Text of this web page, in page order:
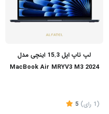
لپ تاپ اپل 15.3 اینچی مدل
MacBook Air MRYV3 M3 2024
(1 رای)
5